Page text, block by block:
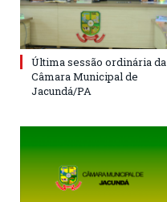
Última sessão ordinária da
Câmara Municipal de
Jacundá/PA